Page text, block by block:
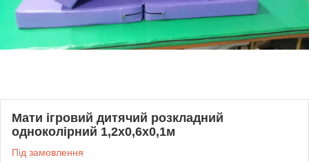
Мати ігровий дитячий розкладний
одноколірний 1,2х0,6х0,1м
Під замовлення